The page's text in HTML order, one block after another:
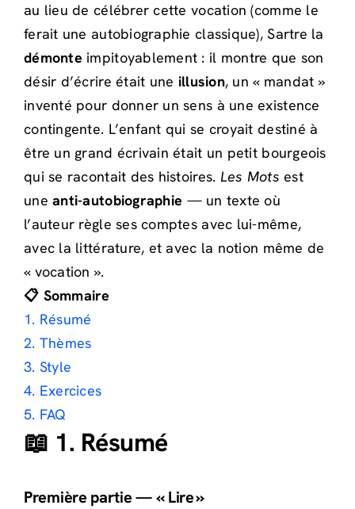
au lieu de célébrer cette vocation (comme le
ferait une autobiographie classique), Sartre la
démonte impitoyablement : il montre que son
désir d’écrire était une illusion, un « mandat »
inventé pour donner un sens à une existence
contingente. L’enfant qui se croyait destiné à
être un grand écrivain était un petit bourgeois
qui se racontait des histoires. Les Mots est
uneanti-autobiographie — un texte où
l’auteur règle ses comptes avec lui-même,
avec la littérature, et avec la notion même de
« vocation ».
📋 Sommaire
1. Résumé
2. Thèmes
3. Style
4. Exercices
5. FAQ
📖 1. Résumé
Première partie — « Lire »